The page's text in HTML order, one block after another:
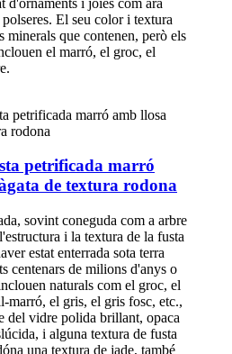
El seu color i textura
minerals que contenen, però els
el marró, el groc, el
petrificada marró
de textura rodona
sovint coneguda com a arbre
i la textura de la fusta
estat enterrada sota terra
centenars de milions d'anys o
naturals com el groc, el
marró, el gris, el gris fosc, etc.,
del vidre polida brillant, opaca
i alguna textura de fusta
una textura de jade, també